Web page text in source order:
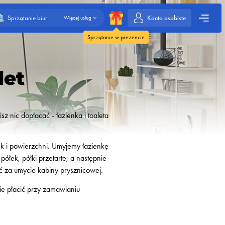
Sprzątanie biur Więcej usług
Sprzątanie w prezencie
Konto osobiste
nic dopłacać - łazienka i toaleta
i powierzchni. Umyjemy łazienkę
półki przetarte, a następnie
za umycie kabiny prysznicowej.
płacić przy zamawianiu